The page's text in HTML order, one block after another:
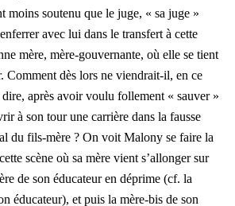
moins soutenu que le juge, « sa juge »
avec lui dans le transfert à cette
mère, mère-gouvernante, où elle se tient
Comment dès lors ne viendrait-il, en ce
après avoir voulu follement « sauver »
à son tour une carrière dans la fausse
du fils-mère ? On voit Malony se faire la
scène où sa mère vient s’allonger sur
de son éducateur en déprime (cf. la
éducateur), et puis la mère-bis de son